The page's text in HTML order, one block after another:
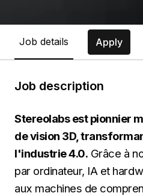
Job details Apply
Job description
Stereolabs est pionnier
de vision 3D,
l'industrie 4.0. Grâce à
par ordinateur, IA et
aux machines de